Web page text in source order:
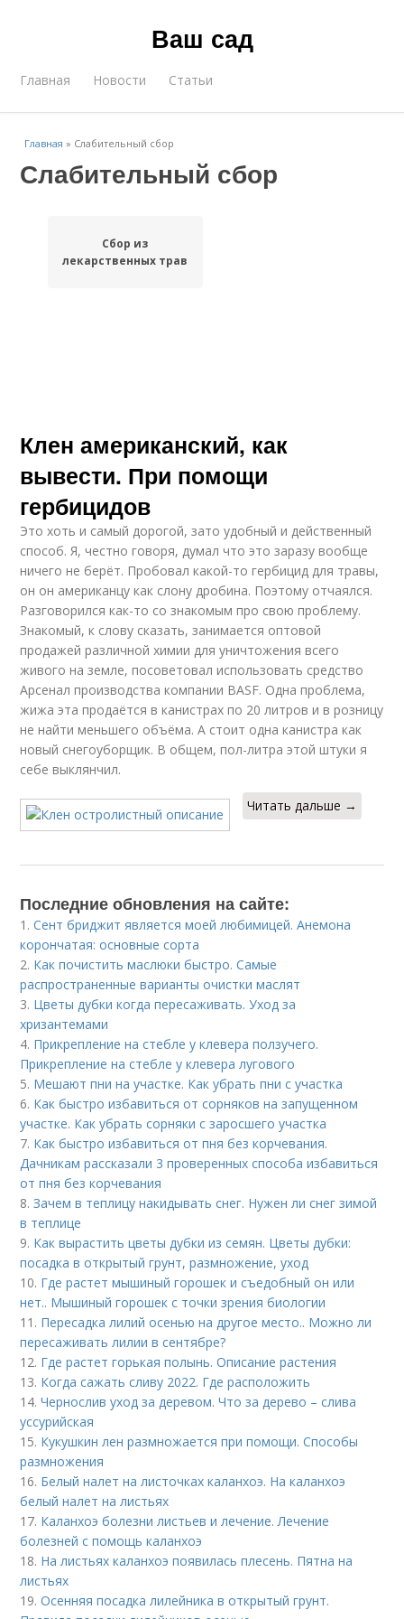
Ваш сад
Главная Новости Статьи
Главная » Слабительный сбор
Слабительный сбор
Сбор из
лекарственных трав
Клен американский, как
вывести. При помощи
гербицидов
Это хоть и самый дорогой, зато удобный и действенный
способ. Я, честно говоря, думал что это заразу вообще
ничего не берёт. Пробовал какой-то гербицид для травы,
он он американцу как слону дробина. Поэтому отчаялся.
Разговорился как-то со знакомым про свою проблему.
Знакомый, к слову сказать, занимается оптовой
продажей различной химии для уничтожения всего
живого на земле, посоветовал использовать средство
Арсенал производства компании BASF. Одна проблема,
жижа эта продаётся в канистрах по 20 литров и в розницу
не найти меньшего объёма. А стоит одна канистра как
новый снегоуборщик. В общем, пол-литра этой штуки я
себе выклянчил.
Читать дальше →
Последние обновления на сайте:
1.Сент бриджит является моей любимицей. Анемона
корончатая: основные сорта
2. Как почистить маслюки быстро. Самые
распространенные варианты очистки маслят
3. Цветы дубки когда пересаживать. Уход за
хризантемами
4. Прикрепление на стебле у клевера ползучего.
Прикрепление на стебле у клевера лугового
5. Мешают пни на участке. Как убрать пни с участка
6. Как быстро избавиться от сорняков на запущенном
участке. Как убрать сорняки с заросшего участка
7. Как быстро избавиться от пня без корчевания.
Дачникам рассказали 3 проверенных способа избавиться
от пня без корчевания
8.Зачем в теплицу накидывать снег. Нужен ли снег зимой
в теплице
9. Как вырастить цветы дубки из семян. Цветы дубки:
посадка в открытый грунт, размножение, уход
10. Где растет мышиный горошек и съедобный он или
нет.. Мышиный горошек с точки зрения биологии
11. Пересадка лилий осенью на другое место.. Можно ли
пересаживать лилии в сентябре?
12. Где растет горькая полынь. Описание растения
13. Когда сажать сливу 2022. Где расположить
14.Чернослив уход за деревом. Что за дерево – слива
уссурийская
15. Кукушкин лен размножается при помощи. Способы
размножения
16. Белый налет на листочках каланхоэ. На каланхоэ
белый налет на листьях
17. Каланхоэ болезни листьев и лечение. Лечение
болезней с помощь каланхоэ
18. На листьях каланхоэ появилась плесень. Пятна на
листьях
19.Осенняя посадка лилейника в открытый грунт.